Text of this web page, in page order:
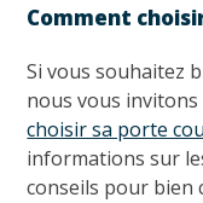
Comment
Si vous souhaitez
nous vous
choisir sa porte
informations sur
conseils pour bien